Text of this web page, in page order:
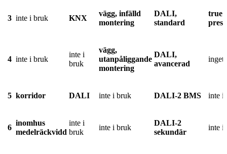
3 inte i bruk KNX
vägg, infälld
montering
DALI,
standard
true
4 inte i bruk
inte i
bruk
vägg,
utanpåliggande
montering
DALI,
avancerad
inget
5 korridor DALI inte i bruk DALI-2 BMS inte i
6
inomhus
medelräckvidd
inte i
bruk
inte i bruk
DALI-2
sekundär
inte i